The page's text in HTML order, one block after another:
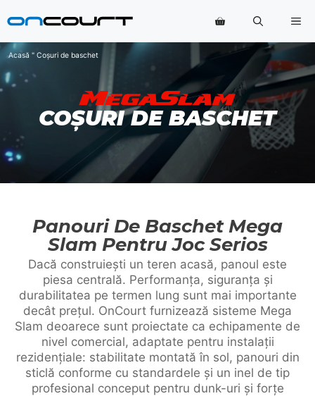
la
Acasă " Coșuri de baschet
COȘURI DE BASCHET
Panouri De Baschet Mega
Slam Pentru Joc Serios
Dacă construiești un teren acasă, panoul este
piesa centrală. Performanța, siguranța și
durabilitatea pe termen lung sunt mai importante
decât prețul. OnCourt furnizează sisteme Mega
Slam deoarece sunt proiectate ca echipamente de
nivel comercial, adaptate pentru instalații
rezidențiale: stabilitate montată în sol, panouri din
sticlă conforme cu standardele și un inel de tip
profesional conceput pentru dunk-uri și forțe